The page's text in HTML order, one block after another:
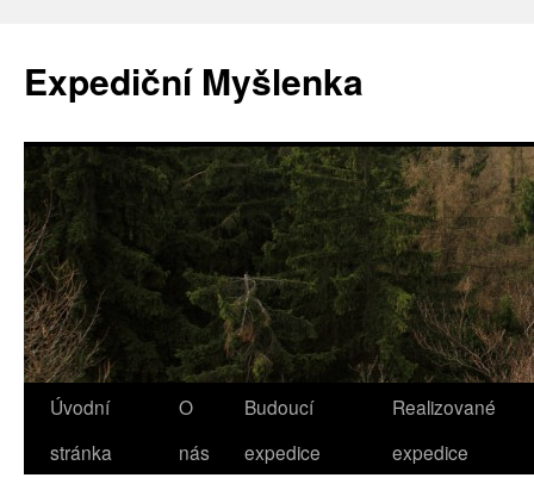
obsahu
webu
Expediční Myšlenka
Úvodní
stránka
O
nás
Budoucí
expedice
Realizované
expedice